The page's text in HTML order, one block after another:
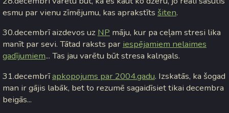
esmu par vienu zīmējumu, kas aprakstīts šiten.
30.decembrī aizdevos uz NP māju, kur pa ceļam stresi lika
manīt par sevi. Tātad raksts par iespējamiem nelaimes
gadījumiem... Tas jau varētu būt stresa kalngals.
31.decembrīapkopojums par 2004.gadu. Izskatās, ka šogad
man ir gājis labāk, bet to rezumē sagaidīsiet tikai decembra
beigās...